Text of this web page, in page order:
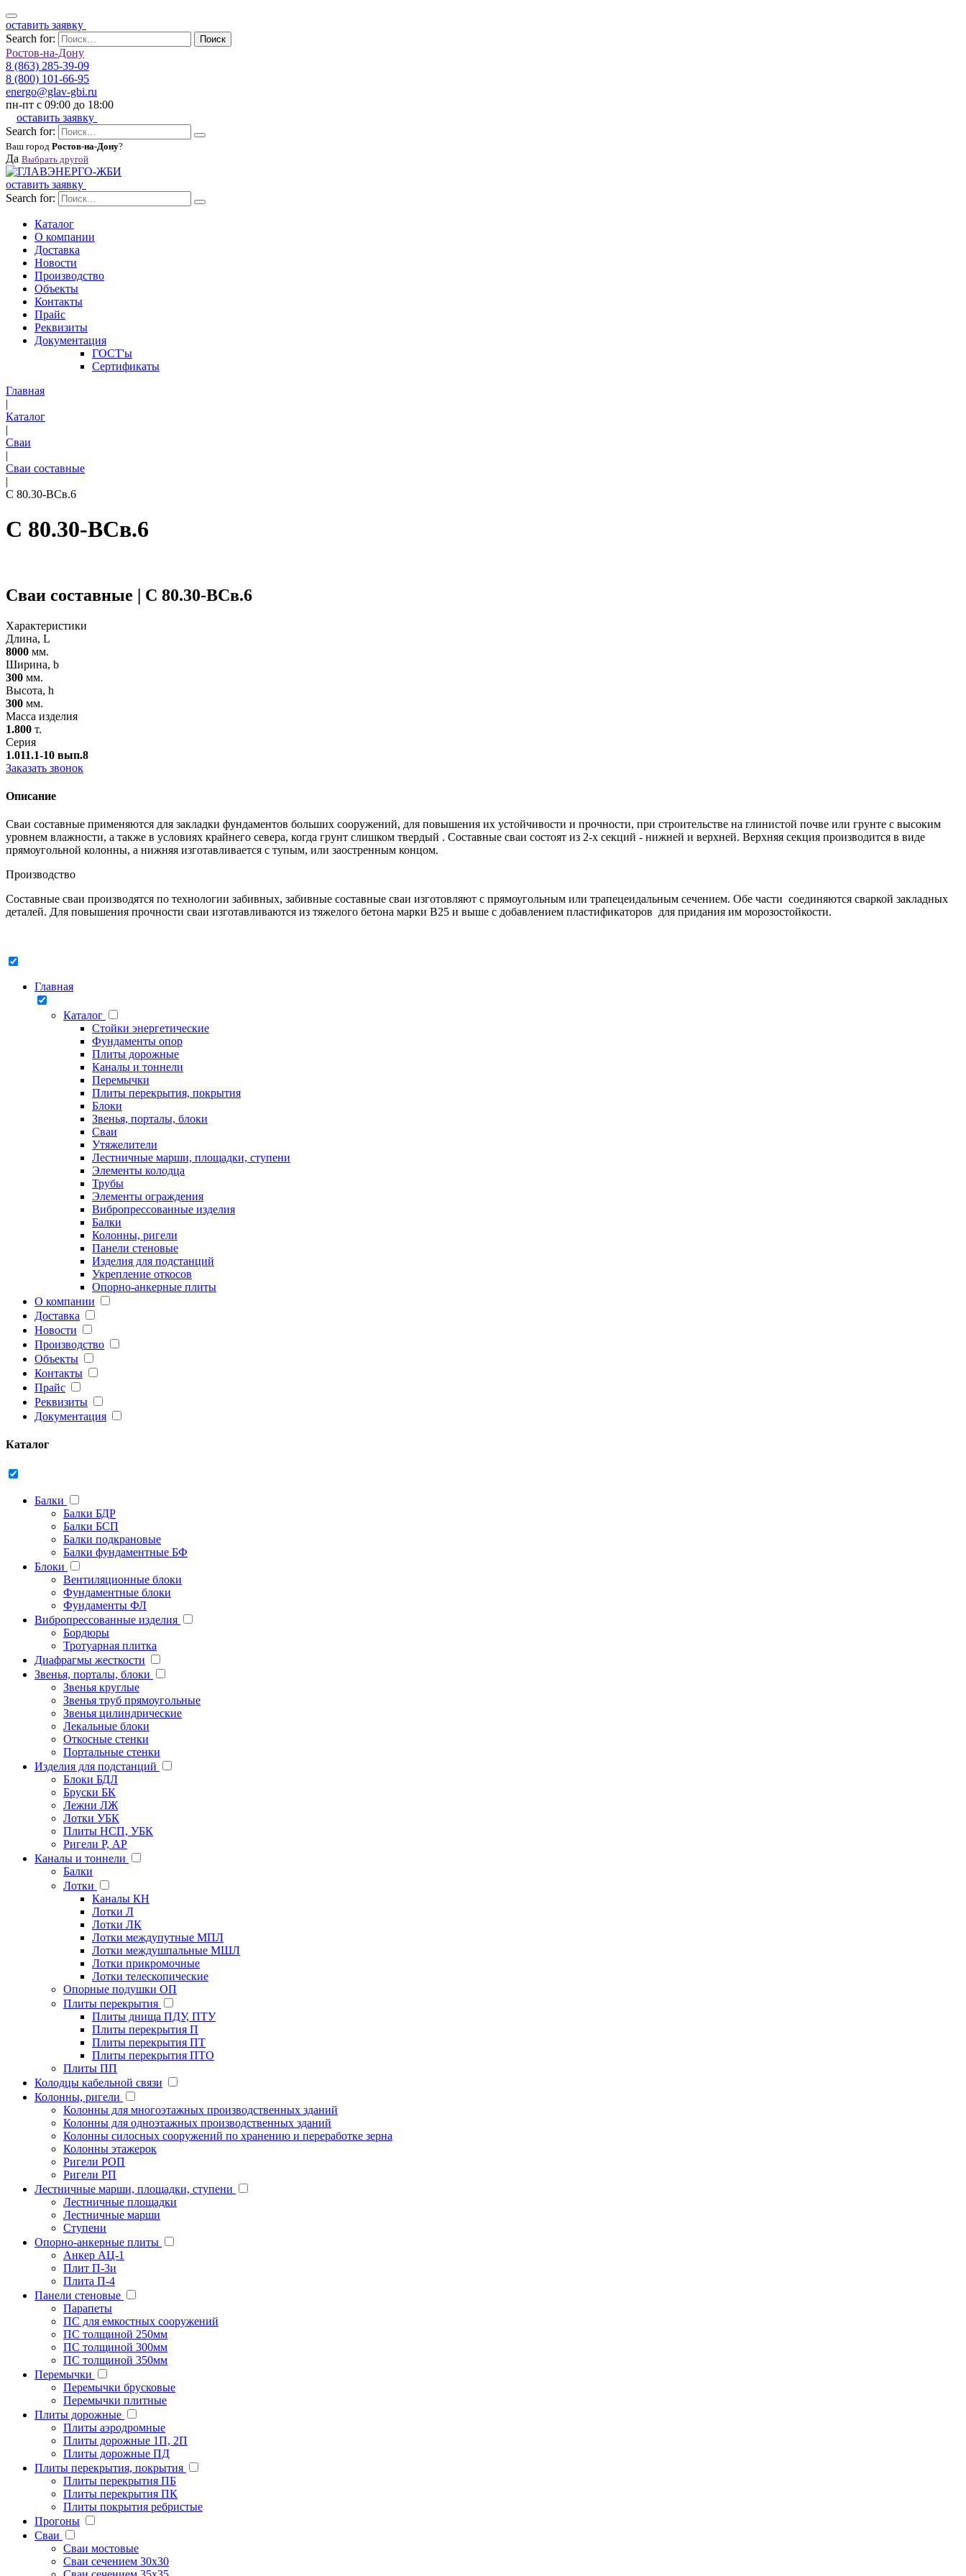
оставить заявку
Search for:
Поиск
Ростов-на-Дону
8 (863) 285-39-09
8 (800) 101-66-95
energo@glav-gbi.ru
пн-пт с 09:00 до 18:00
оставить заявку
Search for:
Ваш город Ростов-на-Дону?
Да Выбрать другой
оставить заявку
Search for:
Каталог
О компании
Доставка
Новости
Производство
Объекты
Контакты
Прайс
Реквизиты
Документация
ГОСТ'ы
Сертификаты
Главная
|
Каталог
|
Сваи
|
Сваи составные
|
С 80.30-ВСв.6
С 80.30-ВСв.6
Сваи составные | С 80.30-ВСв.6
Характеристики
Длина, L
8000 мм.
Ширина, b
300 мм.
Высота, h
300 мм.
Масса изделия
1.800 т.
Серия
1.011.1-10 вып.8
Заказать звонок
Описание
Сваи составные применяются для закладки фундаментов больших сооружений, для повышения их устойчивости и прочности, при строительстве на глинистой почве или грунте с высоким
уровнем влажности, а также в условиях крайнего севера, когда грунт слишком твердый . Составные сваи состоят из 2-х секций - нижней и верхней. Верхняя секция производится в виде
прямоугольной колонны, а нижняя изготавливается с тупым, или заостренным концом.
Производство
Составные сваи производятся по технологии забивных, забивные составные сваи изготовляют с прямоугольным или трапецеидальным сечением. Обе части соединяются сваркой закладных
деталей. Для повышения прочности сваи изготавливаются из тяжелого бетона марки В25 и выше с добавлением пластификаторов для придания им морозостойкости.
Главная
Каталог
Стойки энергетические
Фундаменты опор
Плиты дорожные
Каналы и тоннели
Перемычки
Плиты перекрытия, покрытия
Блоки
Звенья, порталы, блоки
Сваи
Утяжелители
Лестничные марши, площадки, ступени
Элементы колодца
Трубы
Элементы ограждения
Вибропрессованные изделия
Балки
Колонны, ригели
Панели стеновые
Изделия для подстанций
Укрепление откосов
Опорно-анкерные плиты
О компании
Доставка
Новости
Производство
Объекты
Контакты
Прайс
Реквизиты
Документация
Каталог
Балки
Балки БДР
Балки БСП
Балки подкрановые
Балки фундаментные БФ
Блоки
Вентиляционные блоки
Фундаментные блоки
Фундаменты ФЛ
Вибропрессованные изделия
Бордюры
Тротуарная плитка
Диафрагмы жесткости
Звенья, порталы, блоки
Звенья круглые
Звенья труб прямоугольные
Звенья цилиндрические
Лекальные блоки
Откосные стенки
Портальные стенки
Изделия для подстанций
Блоки БДЛ
Бруски БК
Лежни ЛЖ
Лотки УБК
Плиты НСП, УБК
Ригели Р, АР
Каналы и тоннели
Балки
Лотки
Каналы КН
Лотки Л
Лотки ЛК
Лотки междупутные МПЛ
Лотки междушпальные МШЛ
Лотки прикромочные
Лотки телескопические
Опорные подушки ОП
Плиты перекрытия
Плиты днища ПДУ, ПТУ
Плиты перекрытия П
Плиты перекрытия ПТ
Плиты перекрытия ПТО
Плиты ПП
Колодцы кабельной связи
Колонны, ригели
Колонны для многоэтажных производственных зданий
Колонны для одноэтажных производственных зданий
Колонны силосных сооружений по хранению и переработке зерна
Колонны этажерок
Ригели РОП
Ригели РП
Лестничные марши, площадки, ступени
Лестничные площадки
Лестничные марши
Ступени
Опорно-анкерные плиты
Анкер АЦ-1
Плит П-3и
Плита П-4
Панели стеновые
Парапеты
ПС для емкостных сооружений
ПС толщиной 250мм
ПС толщиной 300мм
ПС толщиной 350мм
Перемычки
Перемычки брусковые
Перемычки плитные
Плиты дорожные
Плиты аэродромные
Плиты дорожные 1П, 2П
Плиты дорожные ПД
Плиты перекрытия, покрытия
Плиты перекрытия ПБ
Плиты перекрытия ПК
Плиты покрытия ребристые
Прогоны
Сваи
Сваи мостовые
Сваи сечением 30х30